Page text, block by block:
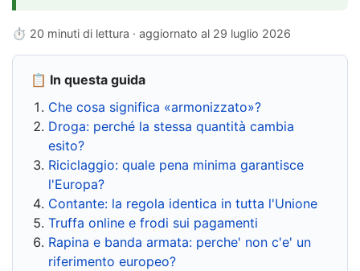
⏱ 20 minuti di lettura · aggiornato al 29 luglio 2026
📋 In questa guida
Che cosa significa «armonizzato»?
Droga: perché la stessa quantità cambia
esito?
Riciclaggio: quale pena minima garantisce
l'Europa?
Contante: la regola identica in tutta l'Unione
Truffa online e frodi sui pagamenti
Rapina e banda armata: perche' non c'e' un
riferimento europeo?